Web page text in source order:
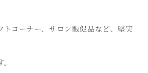
トコーナー、サロン販促品など、堅実